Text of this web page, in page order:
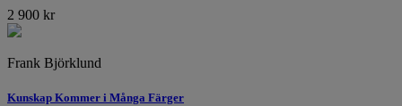
2 900 kr
Frank Björklund
Kunskap Kommer i Många Färger